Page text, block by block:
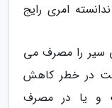
امری رایج
سیر را مصرف می
در خطر کاهش
و یا در مصرف